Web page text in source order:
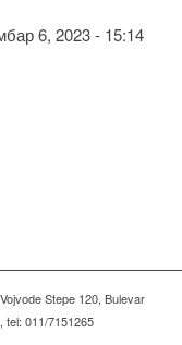
6, 2023 - 15:14
Stepe 120, Bulevar
tel: 011/7151265